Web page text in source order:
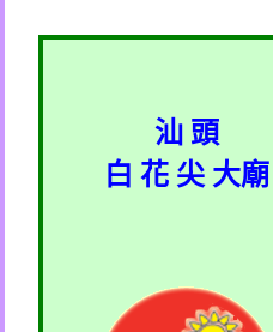
汕 頭
白 花 尖 大廟